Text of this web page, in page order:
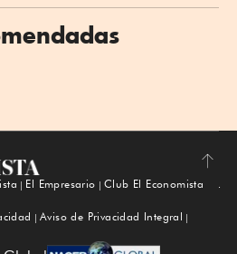
Subir
El Empresario
Club El Economista
Aviso de Privacidad Integral